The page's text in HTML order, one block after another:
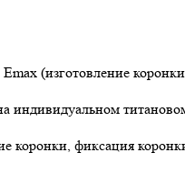
(изготовление
индивидуальном
коронки, фиксация